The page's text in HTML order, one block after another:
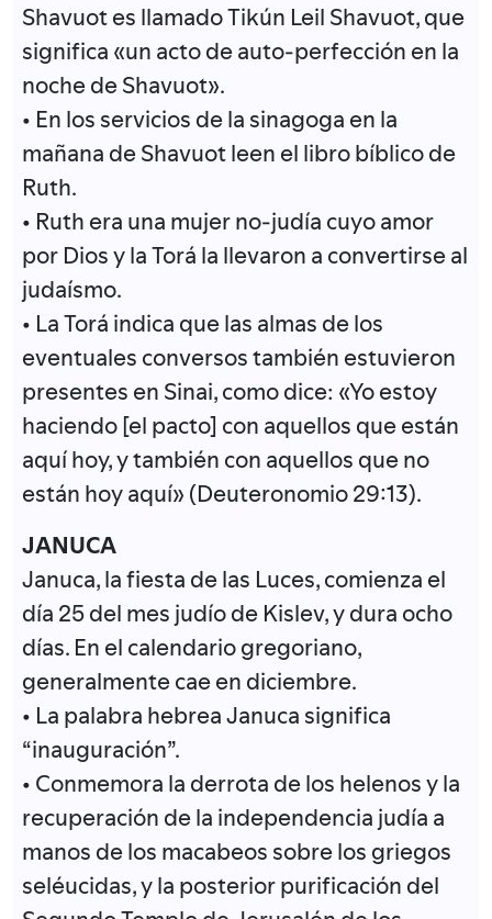
Shavuot es llamado Tikún Leil Shavuot, que
significa «un acto de auto-perfección en la
noche de Shavuot».
• En los servicios de la sinagoga en la
mañana de Shavuot leen el libro bíblico de
Ruth.
• Ruth era una mujer no-judía cuyo amor
por Dios y la Torá la llevaron a convertirse al
judaísmo.
• La Torá indica que las almas de los
eventuales conversos también estuvieron
presentes en Sinai, como dice: «Yo estoy
haciendo [el pacto] con aquellos que están
aquí hoy, y también con aquellos que no
están hoy aquí» (Deuteronomio 29:13).
JANUCA
Januca, la fiesta de las Luces, comienza el
día 25 del mes judío de Kislev, y dura ocho
días. En el calendario gregoriano,
generalmente cae en diciembre.
• La palabra hebrea Januca significa
“inauguración”.
• Conmemora la derrota de los helenos y la
recuperación de la independencia judía a
manos de los macabeos sobre los griegos
seléucidas, y la posterior purificación del